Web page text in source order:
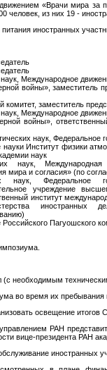
«Врачи мира
из них 19 -
иностранных
Международное
войны», заместитель
комитет, заместитель
Международное
войны»,
наук, Федеральное
Институт физики
наук
наук, Международная
мира и согласия» (по
наук, Федеральное
учреждение
институт
иностранных
Пагуошского
необходимым
во время их пребывания
освещение
РАН
вице-президента РАН
иностранных